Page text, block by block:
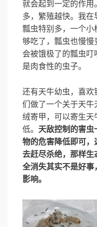
就会起到一定的作
多，繁殖越快。我
瓢虫特别多，一个
够吃了，瓢虫也慢
会被饿极了的瓢虫叮
是肉食性的虫子。
还有天牛幼虫，喜
们做了一个关于天
绒寄甲，可以寄生
低。 天敌控制的害
物的危害降低即可
去赶尽杀绝，那样
全消失其实不是好
影响。